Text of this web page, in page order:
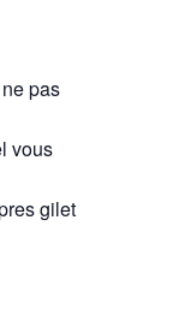
pas
vous
gilet